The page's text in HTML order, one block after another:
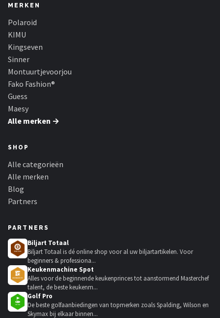
MERKEN
Polaroid
KIMU
Kingseven
Sinner
Montuurtjevoorjou
Fako Fashion®
Guess
Maesy
Alle merken →
SHOP
Alle categorieën
Alle merken
Blog
Partners
PARTNERS
Biljart Totaal
Biljart Totaal is dé online shop voor al uw biljartartikelen. Voor
beginners & professiona...
Keukenmachine Spot
Alles voor de beginnende keukenprinces tot aanstormend Masterchef
talent, de beste keukenm...
Golf Pro
De beste golfaanbiedingen van topmerken zoals Spalding, Wilson en
Skymax bij elkaar binnen...